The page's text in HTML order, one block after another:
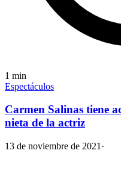
1 min
Espectáculos
Carmen Salinas tiene
nieta de la actriz
13 de noviembre de 2021 ·